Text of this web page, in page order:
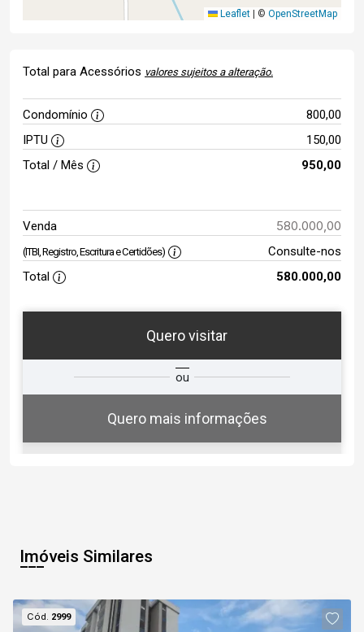
Leaflet | © OpenStreetMap
Total para Acessórios valores sujeitos a alteração.
Condomínio
800,00
IPTU
150,00
Total / Mês
950,00
Venda 580.000,00
(ITBI, Registro, Escritura e Certidões)
Consulte-nos
Total
580.000,00
Quero visitar
ou
Quero mais informações
Qual o melhor dia e horário para
você?
09
Aug/Sun
11:30
Imóveis Similares
Cód. 2999